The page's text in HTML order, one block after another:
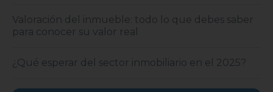
Valoración del inmueble: todo lo que debes saber
para conocer su valor real
¿Qué esperar del sector inmobiliario en el 2025?